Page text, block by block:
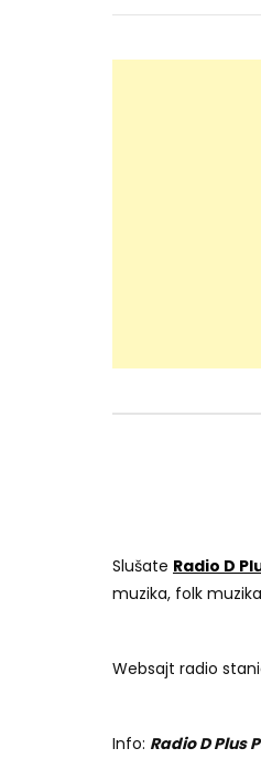
Slušate Radio D
muzika, folk
Websajt radio
Info: Radio D Plus